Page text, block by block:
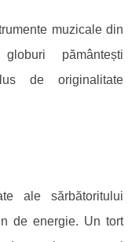
muzicale din
pământești
de originalitate
ale sărbătoritului
de energie. Un tort